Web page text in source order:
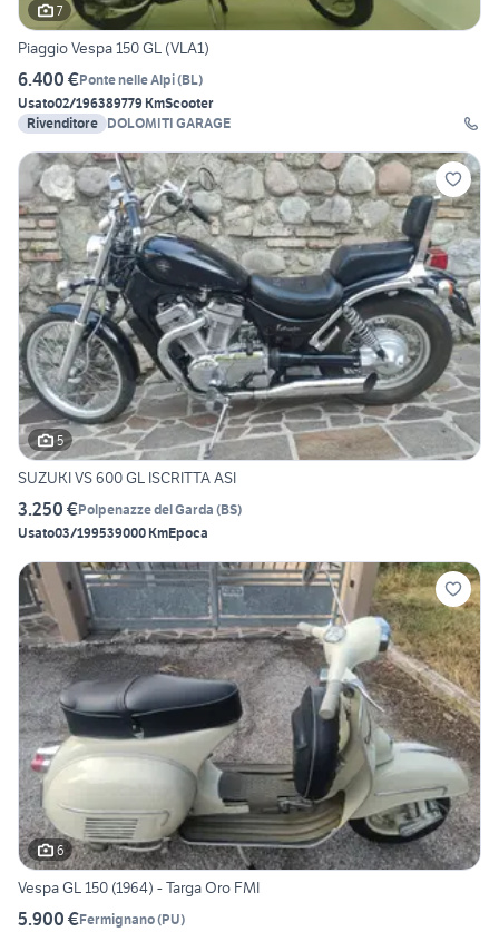
7
Piaggio Vespa 150 GL (VLA1)
6.400 €Ponte nelle Alpi(BL)
Usato02/196389779 KmScooter
Rivenditore DOLOMITI GARAGE
5
SUZUKI VS 600 GL ISCRITTA ASI
3.250 €Polpenazze del Garda (BS)
Usato03/199539000 KmEpoca
6
Vespa GL 150 (1964) - Targa Oro FMI
5.900 €Fermignano(PU)